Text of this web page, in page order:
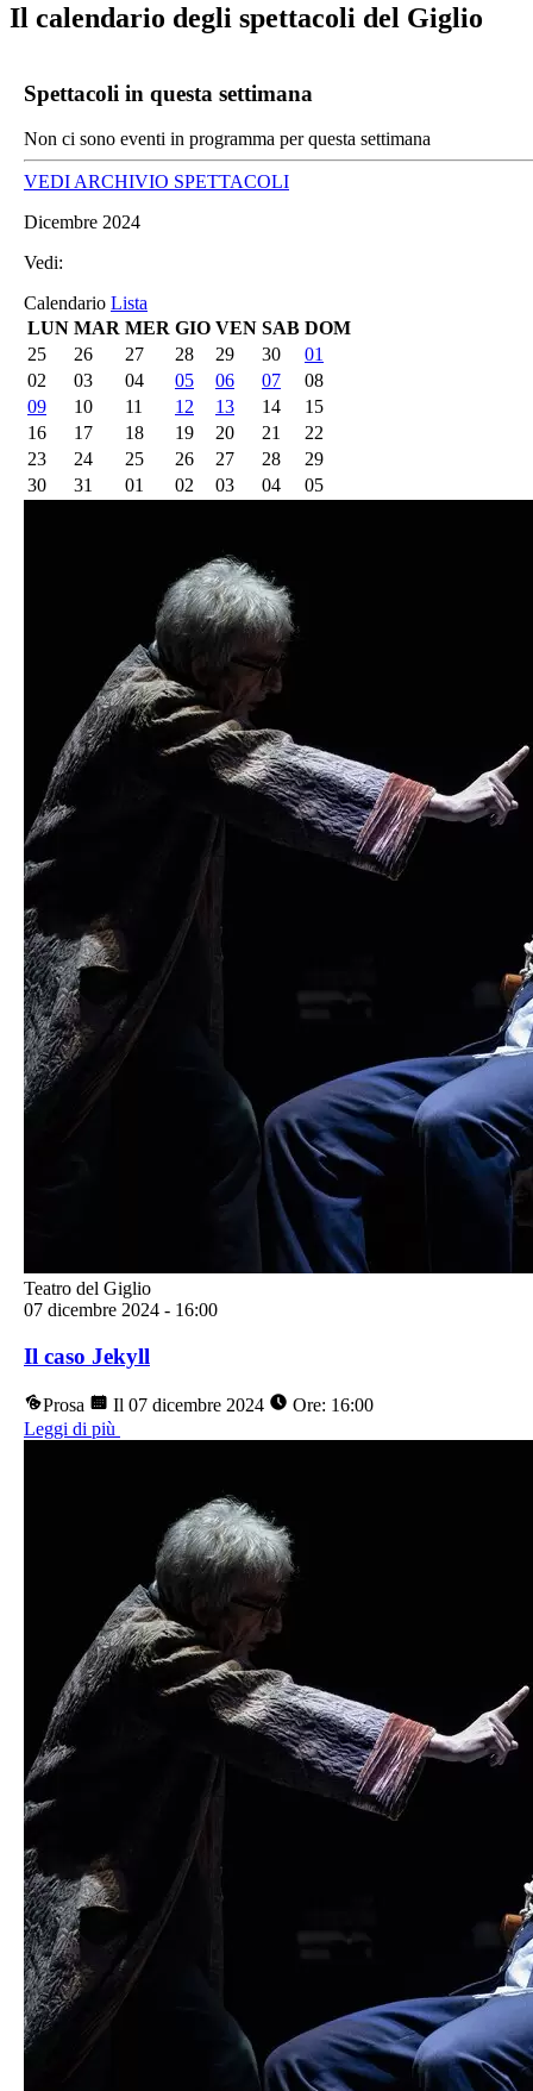
Il calendario degli spettacoli del Giglio
Spettacoli in questa settimana
Non ci sono eventi in programma per questa settimana
VEDI ARCHIVIO SPETTACOLI
Dicembre 2024
Vedi:
Calendario Lista
LUN MAR MER GIO VEN SAB DOM
25
26 27 28 29 30
01
02
03 04 05 06 07
08
09
10 11 12 13 14
15
16
17 18 19 20 21
22
23
24 25 26 27 28
29
30
31 01 02 03 04 05
Teatro del Giglio
07 dicembre 2024 - 16:00
Il caso Jekyll
Prosa Il 07 dicembre 2024
Ore: 16:00
Leggi di più